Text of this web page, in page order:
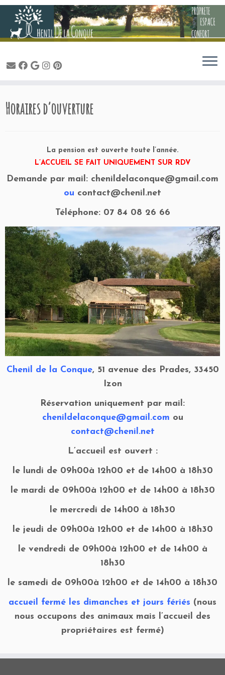
auHoraires d’ouverture
La pension est ouverte toute l’année.
L’ACCUEIL SE FAIT UNIQUEMENT SUR RDV
Demande par mail: chenildelaconque@gmail.com
ou contact@chenil.net
Téléphone: 07 84 08 26 66
Chenil de la Conque, 51 avenue des Prades, 33450
Izon
Réservation uniquement par mail:
chenildelaconque@gmail.com ou
contact@chenil.net
L’accueil est ouvert :
le lundi de 09h00à 12h00 et de 14h00 à 18h30
le mardi de 09h00à 12h00 et de 14h00 à 18h30
le mercredi de 14h00 à 18h30
le jeudi de 09h00à 12h00 et de 14h00 à 18h30
le vendredi de 09h00à 12h00 et de 14h00 à
18h30
le samedi de 09h00à 12h00 et de 14h00 à 18h30
accueil fermé les dimanches et jours fériés (nous
nous occupons des animaux mais l’accueil des
propriétaires est fermé)